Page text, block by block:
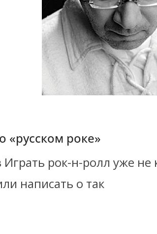
«русском роке»
рок-н-ролл уже не
написать о так